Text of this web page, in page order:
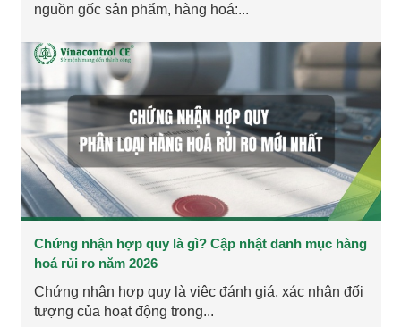
nguồn gốc sản phẩm, hàng hoá:...
Chứng nhận hợp quy là gì? Cập nhật danh mục hàng
hoá rủi ro năm 2026
Chứng nhận hợp quy là việc đánh giá, xác nhận đối
tượng của hoạt động trong...